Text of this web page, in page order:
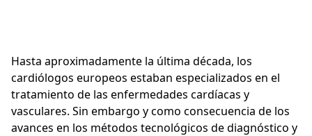
Hasta aproximadamente la última década, los
cardiólogos europeos estaban especializados en el
tratamiento de las enfermedades cardíacas y
vasculares. Sin embargo y como consecuencia de los
avances en los métodos tecnológicos de diagnóstico y